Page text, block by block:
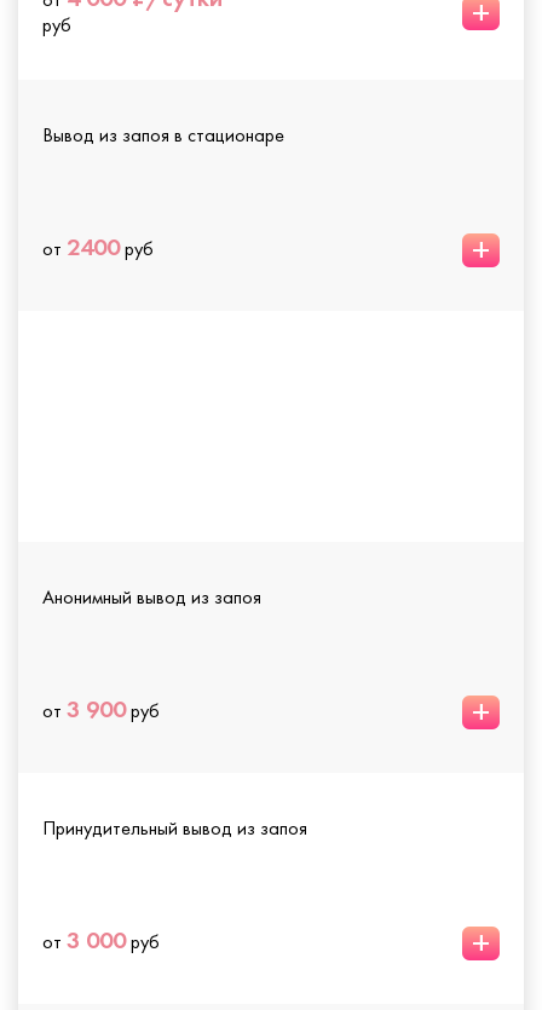
руб +
Вывод из запоя в стационаре
от 2400руб +
Анонимный вывод из запоя
от 3 900руб +
Принудительный вывод из запоя
от 3 000руб +